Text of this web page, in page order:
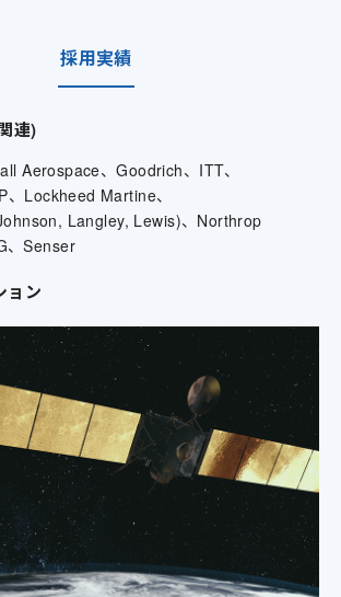
採用実績
連)
Aerospace、Goodrich、ITT、
Lockheed Martine、
Langley, Lewis)、Northrop
、Senser
ョン